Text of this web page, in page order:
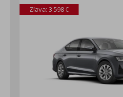
Zľava: 3 598 €